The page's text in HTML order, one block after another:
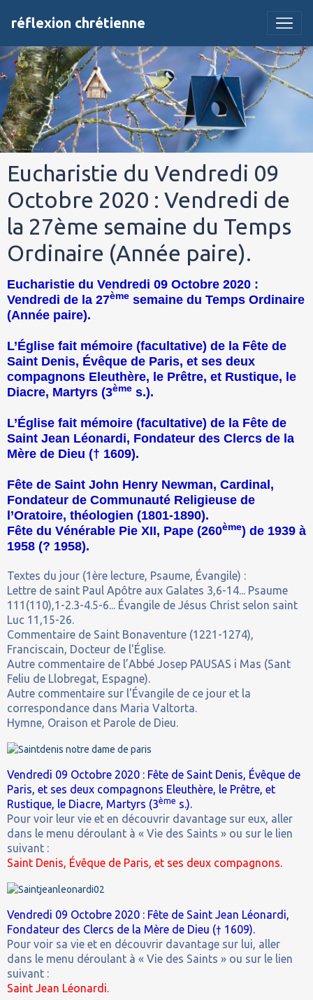
réflexion chrétienne
Eucharistie du Vendredi 09
Octobre 2020 : Vendredi de
la 27ème semaine du Temps
Ordinaire (Année paire).
Eucharistie du Vendredi 09 Octobre 2020 :
Vendredi de la 27ème semaine du Temps Ordinaire
(Année paire).
L’Église fait mémoire (facultative) de la Fête de
Saint Denis, Évêque de Paris, et ses deux
compagnons Eleuthère, le Prêtre, et Rustique, le
Diacre, Martyrs (3ème s.).
L’Église fait mémoire (facultative) de la Fête de
Saint Jean Léonardi, Fondateur des Clercs de la
Mère de Dieu († 1609).
Fête de Saint John Henry Newman, Cardinal,
Fondateur de Communauté Religieuse de
l’Oratoire, théologien (1801-1890).
Fête du Vénérable Pie XII, Pape (260ème) de 1939 à
1958 (? 1958).
Textes du jour (1ère lecture, Psaume, Évangile) :
Lettre de saint Paul Apôtre aux Galates 3,6-14... Psaume
111(110),1-2.3-4.5-6... Évangile de Jésus Christ selon saint
Luc 11,15-26.
Commentaire de Saint Bonaventure (1221-1274),
Franciscain, Docteur de l'Église.
Autre commentaire de l’Abbé Josep PAUSAS i Mas (Sant
Feliu de Llobregat, Espagne).
Autre commentaire sur l'Évangile de ce jour et la
correspondance dans Maria Valtorta.
Hymne, Oraison et Parole de Dieu.
Vendredi 09 Octobre 2020 : Fête de Saint Denis, Évêque de
Paris, et ses deux compagnons Eleuthère, le Prêtre, et
Rustique, le Diacre, Martyrs (3ème s.).
Pour voir leur vie et en découvrir davantage sur eux, aller
dans le menu déroulant à « Vie des Saints » ou sur le lien
suivant :
Saint Denis, Évêque de Paris, et ses deux compagnons.
Vendredi 09 Octobre 2020 : Fête de Saint Jean Léonardi,
Fondateur des Clercs de la Mère de Dieu († 1609).
Pour voir sa vie et en découvrir davantage sur lui, aller
dans le menu déroulant à « Vie des Saints » ou sur le lien
suivant :
Saint Jean Léonardi.